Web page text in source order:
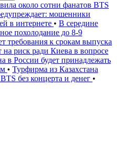
около сотни фанатов BTS
мошенники
в интернете • В середине
похолодание до 8-9
требования к срокам выпуска
риск ради Киева в вопросе
в России будет принадлежать
• Турфирма из Казахстана
без концерта и денег •